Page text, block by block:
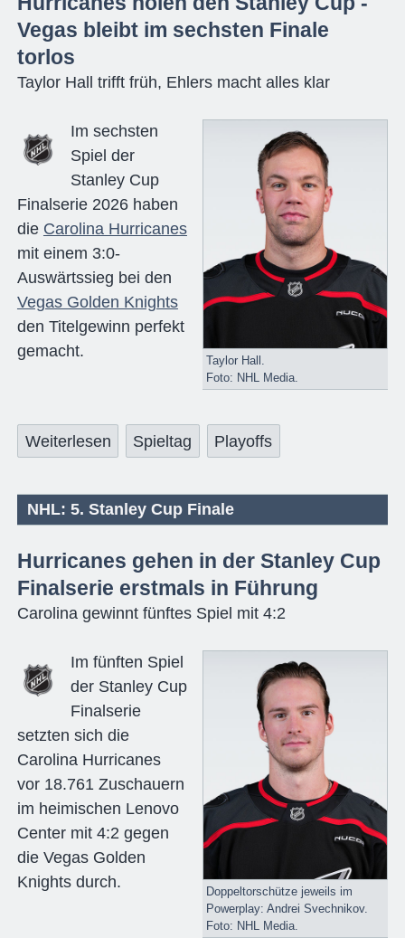
Vegas bleibt im sechsten Finale
torlos
Taylor Hall trifft früh, Ehlers macht alles klar
Taylor Hall.
Foto: NHL Media.
Im sechsten
Spiel der
Stanley Cup
Finalserie 2026 haben
die Carolina Hurricanes
mit einem 3:0-
Auswärtssieg bei den
Vegas Golden Knights
den Titelgewinn perfekt
gemacht.
Weiterlesen Spieltag Playoffs
NHL: 5. Stanley Cup Finale
Hurricanes gehen in der Stanley Cup
Finalserie erstmals in Führung
Carolina gewinnt fünftes Spiel mit 4:2
Doppeltorschütze jeweils im
Powerplay: Andrei Svechnikov.
Foto: NHL Media.
Im fünften Spiel
der Stanley Cup
Finalserie
setzten sich die
Carolina Hurricanes
vor 18.761 Zuschauern
im heimischen Lenovo
Center mit 4:2 gegen
die Vegas Golden
Knights durch.